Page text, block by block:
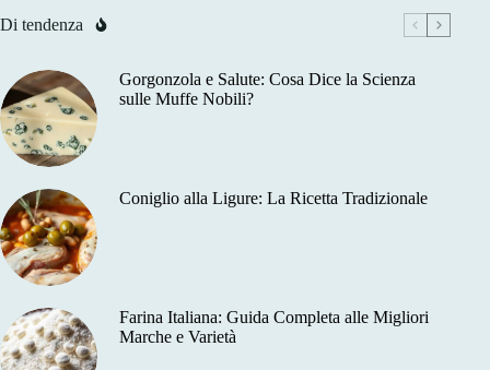
Di tendenza
Gorgonzola e Salute: Cosa Dice la Scienza
sulle Muffe Nobili?
Coniglio alla Ligure: La Ricetta Tradizionale
Farina Italiana: Guida Completa alle Migliori
Marche e Varietà